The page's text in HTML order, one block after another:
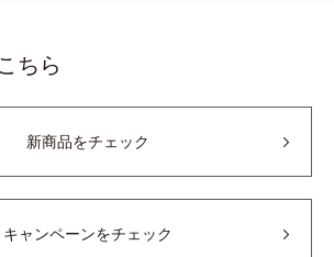
ちら
新商品をチェック
キャンペーンをチェック